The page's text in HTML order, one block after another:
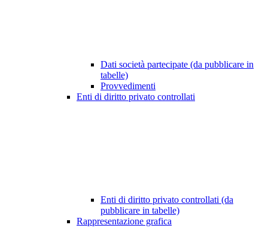
Dati società partecipate (da pubblicare in
tabelle)
Provvedimenti
Enti di diritto privato controllati
Enti di diritto privato controllati (da
pubblicare in tabelle)
Rappresentazione grafica